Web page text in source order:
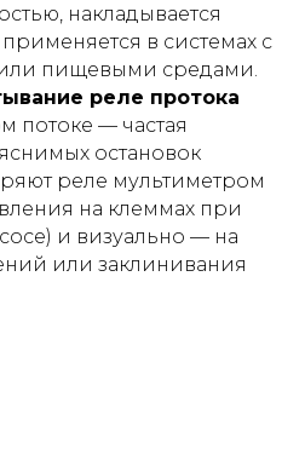
накладывается
в системах с
пищевыми средами.
реле протока
потоке — частая
остановок
реле мультиметром
на клеммах при
и визуально — на
или заклинивания